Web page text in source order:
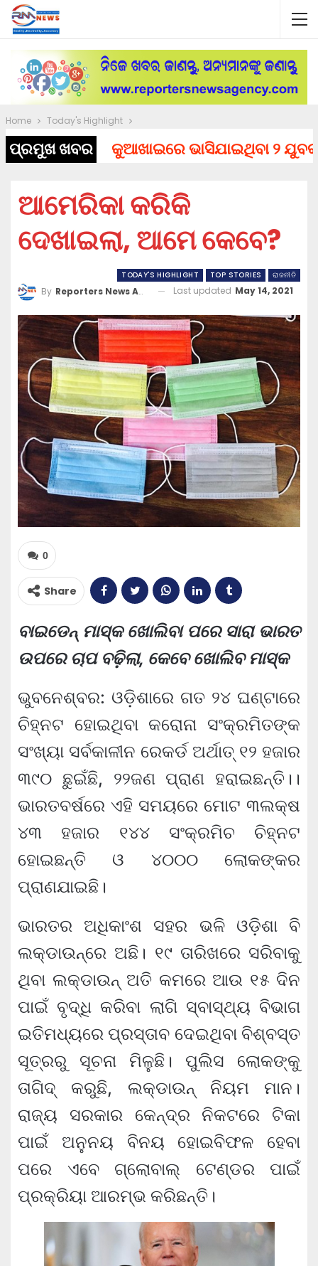
Home Today's Highlight
ପ୍ରମୁଖ ଖବରକୁଆଖାଇରେ ଭାସିଯାଇଥିବା ୨
ଆମେରିକା କରିକି
ଦେଖାଇଲା, ଆମେ କେବେ?
TODAY'S HIGHLIGHT TOP STORIES ରାଜନୀତି
By Reporters News Agency Last updated May 14, 2021
0
Share
ବାଇଡେନ୍ ମାସ୍କ ଖୋଲିବା ପରେ ସାରା ଭାରତ
ଉପରେ ଚାପ ବଢ଼ିଲା, କେବେ ଖୋଲିବ ମାସ୍କ
ଭୁବନେଶ୍ବର: ଓଡ଼ିଶାରେ ଗତ ୨୪ ଘଣ୍ଟାରେ
ଚିହ୍ନଟ ହୋଇଥିବା କରୋନା ସଂକ୍ରମିତଙ୍କ
ସଂଖ୍ୟା ସର୍ବକାଳୀନ ରେକର୍ଡ ଅର୍ଥାତ୍ ୧୨ ହଜାର
୩୯୦ ଛୁଇଁଛି, ୨୨ଜଣ ପ୍ରାଣ ହରାଇଛନ୍ତି।।
ଭାରତବର୍ଷରେ ଏହି ସମୟରେ ମୋଟ ୩ଲକ୍ଷ
୪୩ ହଜାର ୧୪୪ ସଂକ୍ରମିଚ ଚିହ୍ନଟ
ହୋଇଛନ୍ତି ଓ ୪୦୦୦ ଲୋକଙ୍କର
ପ୍ରାଣଯାଇଛି।
ଭାରତର ଅଧିକାଂଶ ସହର ଭଳି ଓଡ଼ିଶା ବି
ଲକ୍‌ଡାଉନ୍‌ରେ ଅଛି। ୧୯ ତାରିଖରେ ସରିବାକୁ
ଥିବା ଲକ୍‌ଡାଉନ୍ ଅତି କମରେ ଆଉ ୧୫ ଦିନ
ପାଇଁ ବୃଦ୍ଧି କରିବା ଲାଗି ସ୍ବାସ୍ଥ୍ୟ ବିଭାଗ
ଇତିମଧ୍ୟରେ ପ୍ରସ୍ତାବ ଦେଇଥିବା ବିଶ୍ବସ୍ତ
ସୂତ୍ରରୁ ସୂଚନା ମିଳୁଛି। ପୁଲିସ ଲୋକଙ୍କୁ
ତାଗିଦ୍ କରୁଛି, ଲକ୍‌ଡାଉନ୍ ନିୟମ ମାନ।
ରାଜ୍ୟ ସରକାର କେନ୍ଦ୍ର ନିକଟରେ ଟିକା
ପାଇଁ ଅନୁନୟ ବିନୟ ହୋଇବିଫଳ ହେବା
ପରେ ଏବେ ଗ୍ଲୋବାଲ୍ ଟେଣ୍ଡର ପାଇଁ
ପ୍ରକ୍ରିୟା ଆରମ୍ଭ କରିଛନ୍ତି।